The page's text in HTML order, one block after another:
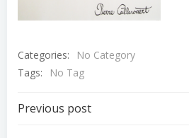
Categories:
No Category
Tags:
No Tag
Navigation
Previous post